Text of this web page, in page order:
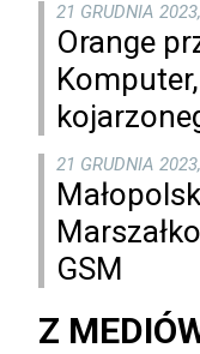
21 GRUDNIA
Orange
21 GRUDNIA
GSM
Z